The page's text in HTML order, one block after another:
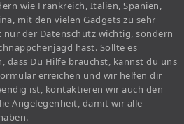
wie Frankreich, Italien, Spanien,
mit den vielen Gadgets zu sehr
der Datenschutz wichtig, sondern
hast. Sollte es
dass Du Hilfe brauchst, kannst du uns
erreichen und wir helfen dir
ist, kontaktieren wir auch den
Angelegenheit, damit wir alle